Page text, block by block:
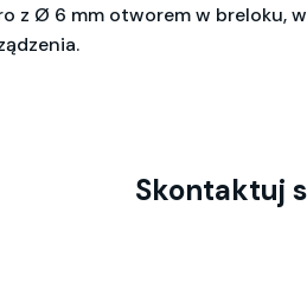
z Ø 6 mm otworem w breloku,
Skontaktuj